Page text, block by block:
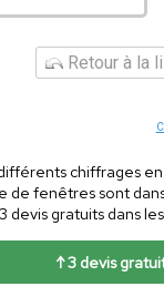
Retour à la
chiffrages
fenêtres sont
gratuits dans
↑ 3 devis